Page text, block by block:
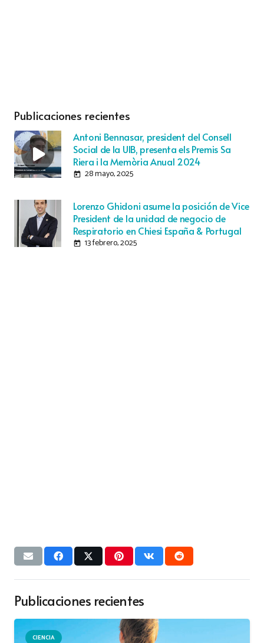
Publicaciones recientes
Antoni Bennasar, president del Consell
Social de la UIB, presenta els Premis Sa
Riera i la Memòria Anual 2024
today 28 mayo, 2025
Lorenzo Ghidoni asume la posición de Vice
President de la unidad de negocio de
Respiratorio en Chiesi España & Portugal
today 13 febrero, 2025
Publicaciones recientes
CIENCIA